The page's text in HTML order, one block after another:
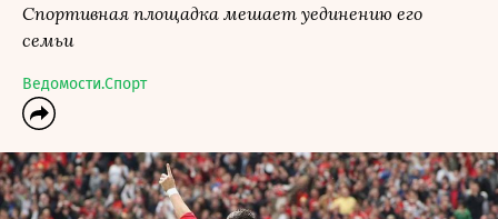
Спортивная площадка мешает уединению его
семьи
Ведомости.Спорт